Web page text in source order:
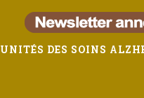
UNITÉS DES SOINS